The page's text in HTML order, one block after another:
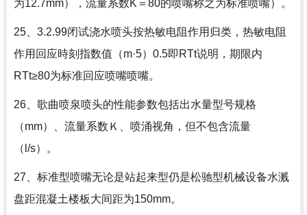
为12.7mm），流量系数K＝80的喷嘴称之为标准喷嘴）。
25、3.2.99闭试浇水喷头按热敏电阻作用归类，热敏电阻
作用回应時刻指数值（m·5）0.5即RTt说明，期限内
RTt≥80为标准回应喷嘴喷嘴。
26、歌曲喷泉喷头的性能参数包括出水量型号规格
（mm）、流量系数Ｋ、喷涌视角，但不包含流量
（l/s）。
27、标准型喷嘴无论是站起来型仍是松驰型机械设备水溅
盘距混凝土楼板大间距为150mm。